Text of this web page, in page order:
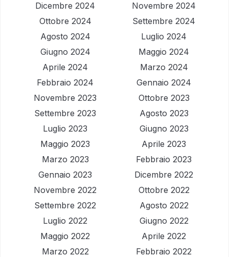
Dicembre 2024
Novembre 2024
Ottobre 2024
Settembre 2024
Agosto 2024
Luglio 2024
Giugno 2024
Maggio 2024
Aprile 2024
Marzo 2024
Febbraio 2024
Gennaio 2024
Novembre 2023
Ottobre 2023
Settembre 2023
Agosto 2023
Luglio 2023
Giugno 2023
Maggio 2023
Aprile 2023
Marzo 2023
Febbraio 2023
Gennaio 2023
Dicembre 2022
Novembre 2022
Ottobre 2022
Settembre 2022
Agosto 2022
Luglio 2022
Giugno 2022
Maggio 2022
Aprile 2022
Marzo 2022
Febbraio 2022